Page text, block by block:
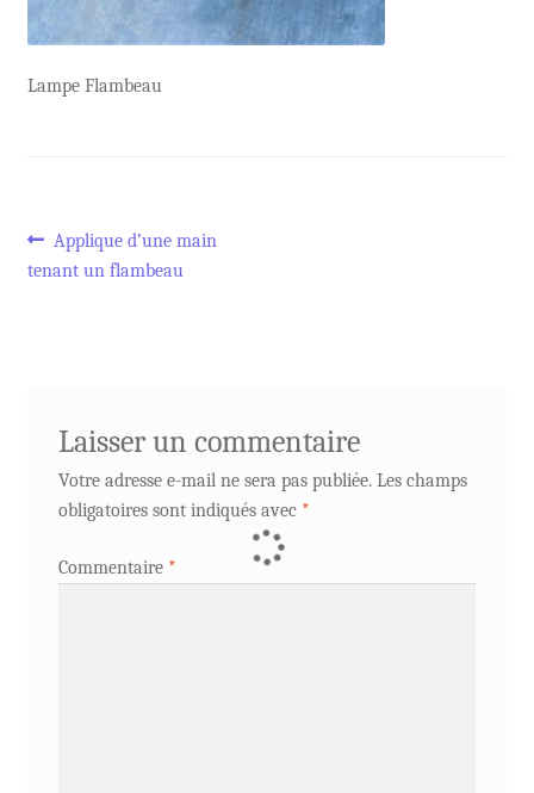
Lampe Flambeau
Navigation
Article
précédent :
Applique d’une main
tenant un flambeau
Laisser un commentaire
Votre adresse e-mail ne sera pas publiée. Les champs
obligatoires sont indiqués avec *
Commentaire *